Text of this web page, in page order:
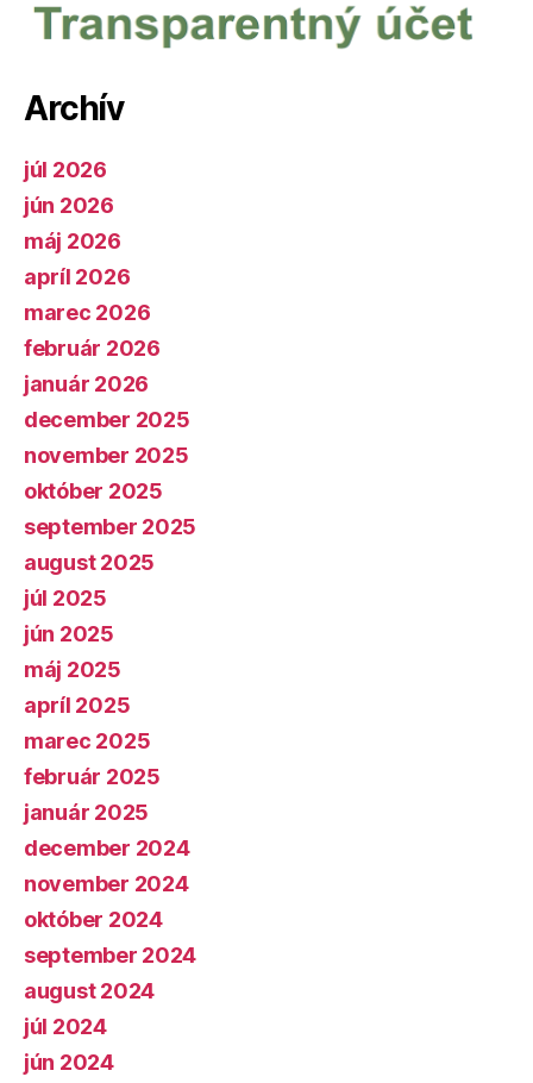
Archív
júl 2026
jún 2026
máj 2026
apríl 2026
marec 2026
február 2026
január 2026
december 2025
november 2025
október 2025
september 2025
august 2025
júl 2025
jún 2025
máj 2025
apríl 2025
marec 2025
február 2025
január 2025
december 2024
november 2024
október 2024
september 2024
august 2024
júl 2024
jún 2024